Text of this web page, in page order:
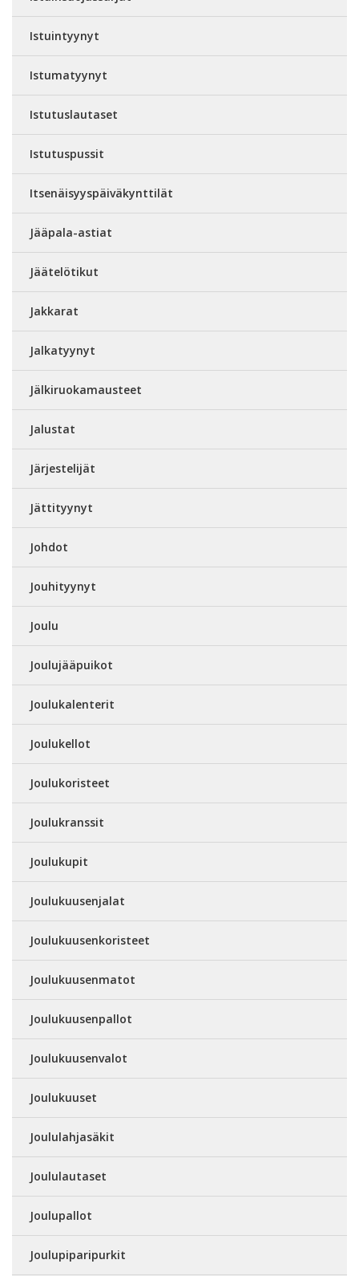
Istuintyynyt
Istumatyynyt
Istutuslautaset
Istutuspussit
Itsenäisyyspäiväkynttilät
Jääpala-astiat
Jäätelötikut
Jakkarat
Jalkatyynyt
Jälkiruokamausteet
Jalustat
Järjestelijät
Jättityynyt
Johdot
Jouhityynyt
Joulu
Joulujääpuikot
Joulukalenterit
Joulukellot
Joulukoristeet
Joulukranssit
Joulukupit
Joulukuusenjalat
Joulukuusenkoristeet
Joulukuusenmatot
Joulukuusenpallot
Joulukuusenvalot
Joulukuuset
Joululahjasäkit
Joululautaset
Joulupallot
Joulupiparipurkit